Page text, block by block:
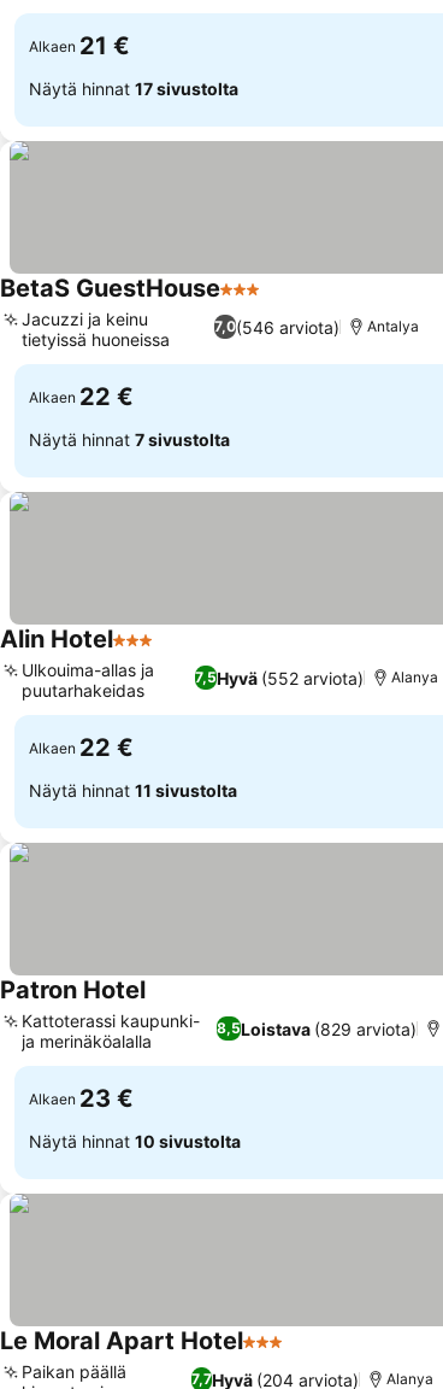
Alkaen 21 €
Näytä hinnat 17 sivustolta
BetaS GuestHouse3 Tähtiluokitus
7,0(546 arviota)
Jacuzzi ja keinu
tietyissä huoneissa
Antalya
Alkaen 22 €
Näytä hinnat 7 sivustolta
Alin Hotel3 Tähtiluokitus
7,5Hyvä (552 arviota)
Ulkouima-allas ja
puutarhakeidas
Alanya
Alkaen 22 €
Näytä hinnat 11 sivustolta
Patron HotelKatso hinnat
8,5Loistava (829 arviota)
Kattoterassi kaupunki-
ja merinäköalalla
Alkaen 23 €
Näytä hinnat 10 sivustolta
Le Moral Apart Hotel3 Tähtiluokitus
7,7Hyvä (204 arviota)
Paikan päällä
Alanya